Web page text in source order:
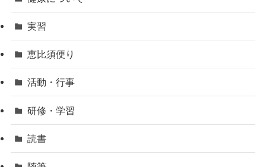
実習
恵比須便り
活動・行事
研修・学習
読書